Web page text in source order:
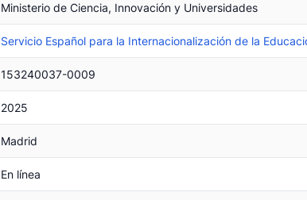
Ministerio de Ciencia, Innovación y Universidades
Servicio Español para la Internacionalización de la
153240037-0009
2025
Madrid
En línea